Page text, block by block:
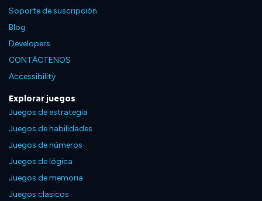
Soporte de suscripción
Blog
Developers
CONTÁCTENOS
Accessibility
Explorar juegos
Juegos de estrategia
Juegos de habilidades
Juegos de números
Juegos de lógica
Juegos de memoria
Juegos clasicos